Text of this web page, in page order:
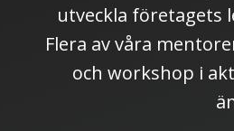
utveckla företagets
Flera av våra
och workshop i